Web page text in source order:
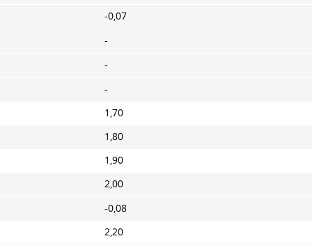
-0,07
-
-
-
1,70
1,80
1,90
2,00
-0,08
2,20